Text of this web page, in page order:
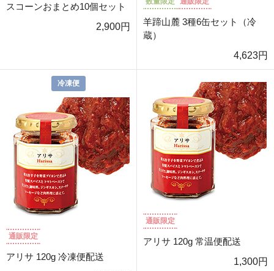
スコーンおまとめ10個セット
2,900円
羊蹄山麓 3種6缶セット（冷
蔵）
4,623円
冷凍便
通販限定
アリサ 120g 冷凍便配送
通販限定
アリサ 120g 常温便配送
1,300円